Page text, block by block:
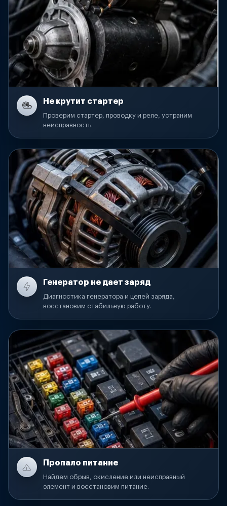
Не крутит стартер
Проверим стартер, проводку и реле, устраним
неисправность.
Генератор не дает заряд
Диагностика генератора и цепей заряда,
восстановим стабильную работу.
Пропало питание
Найдем обрыв, окисление или неисправный
элемент и восстановим питание.